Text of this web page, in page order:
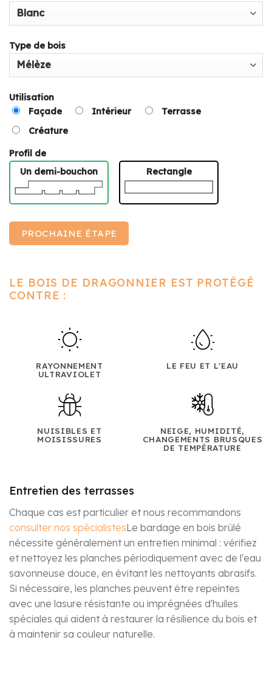
Type de bois
Utilisation
Façade
Intérieur
Terrasse
Créature
Profil de
Un demi-bouchon
Rectangle
PROCHAINE ÉTAPE
LE BOIS DE DRAGONNIER EST PROTÉGÉ
CONTRE :
RAYONNEMENT
ULTRAVIOLET
LE FEU ET L'EAU
NUISIBLES ET
MOISISSURES
NEIGE, HUMIDITÉ,
CHANGEMENTS BRUSQUES
DE TEMPÉRATURE
Entretien des terrasses
Chaque cas est particulier et nous recommandons
consulter nos spécialistesLe bardage en bois brûlé
nécessite généralement un entretien minimal : vérifiez
et nettoyez les planches périodiquement avec de l'eau
savonneuse douce, en évitant les nettoyants abrasifs.
Si nécessaire, les planches peuvent être repeintes
avec une lasure résistante ou imprégnées d'huiles
spéciales qui aident à restaurer la résilience du bois et
à maintenir sa couleur naturelle.